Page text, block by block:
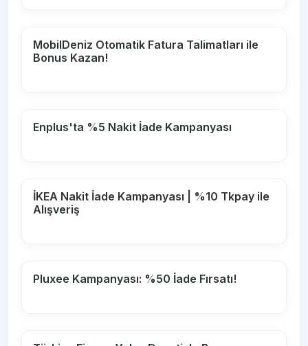
MobilDeniz Otomatik Fatura Talimatları ile
Bonus Kazan!
Enplus'ta %5 Nakit İade Kampanyası
İKEA Nakit İade Kampanyası | %10 Tkpay ile
Alışveriş
Pluxee Kampanyası: %50 İade Fırsatı!